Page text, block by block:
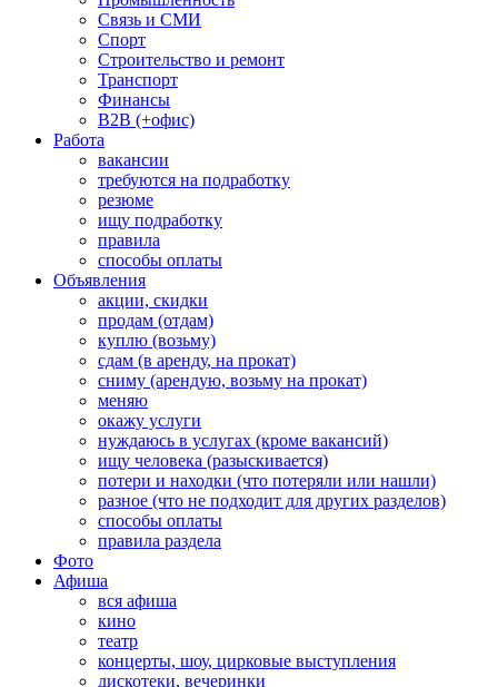
Связь и СМИ
Спорт
Строительство и ремонт
Транспорт
Финансы
B2B (+офис)
Работа
вакансии
требуются на подработку
резюме
ищу подработку
правила
способы оплаты
Объявления
акции, скидки
продам (отдам)
куплю (возьму)
сдам (в аренду, на прокат)
сниму (арендую, возьму на прокат)
меняю
окажу услуги
нуждаюсь в услугах (кроме вакансий)
ищу человека (разыскивается)
потери и находки (что потеряли или нашли)
разное (что не подходит для других разделов)
способы оплаты
правила раздела
Фото
Афиша
вся афиша
кино
театр
концерты, шоу, цирковые выступления
дискотеки, вечеринки